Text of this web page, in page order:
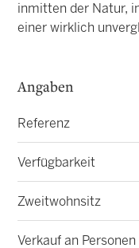
inmitten der Natur,
einer wirklich
Angaben
Referenz
Verfügbarkeit
Zweitwohnsitz
Verkauf an